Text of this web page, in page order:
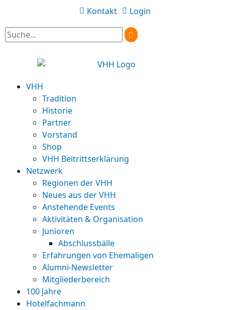
Kontakt Login
VHH
Tradition
Historie
Partner
Vorstand
Shop
VHH Beitrittserklärung
Netzwerk
Regionen der VHH
Neues aus der VHH
Anstehende Events
Aktivitäten & Organisation
Junioren
Abschlussbälle
Erfahrungen von Ehemaligen
Alumni-Newsletter
Mitgliederbereich
100 Jahre
Hotelfachmann